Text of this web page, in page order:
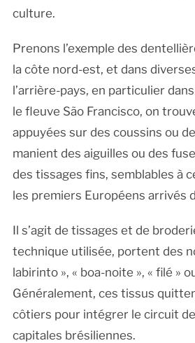
culture.
Prenons l’exemple des
la côte nord-est, et dans
l’arrière-pays, en particulier
le fleuve São Francisco, on
appuyées sur des coussins ou
manient des aiguilles ou des
des tissages fins, semblables à
les premiers Européens arrivés
Il s’agit de tissages et de
technique utilisée, portent des
labirinto », « boa-noite », « filé »
Généralement, ces tissus
côtiers pour intégrer le circuit
capitales brésiliennes.